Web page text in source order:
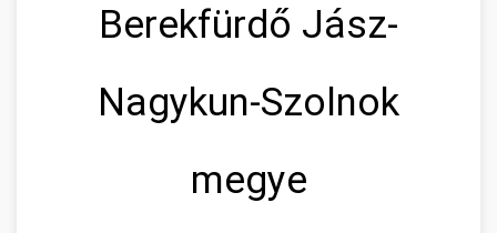
Berekfürdő Jász-
Nagykun-Szolnok
megye